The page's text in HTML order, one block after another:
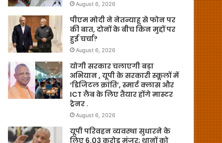
August 6, 2026
पीएम मोदी ने नेतन्याहू से फोन पर
की बात, दोनों के बीच किन मुद्दों पर
हुई चर्चा?
August 6, 2026
योगी सरकार चलाएगी बड़ा
अभियान , यूपी के सरकारी स्कूलों में
‘डिजिटल क्रांति’, स्मार्ट क्लास और
ICT लैब के लिए तैयार होंगे मास्टर
ट्रेनर .
August 6, 2026
यूपी परिवहन व्यवस्था सुधारने के
लिए 6.03 करोड़ मंजूर; थानों को